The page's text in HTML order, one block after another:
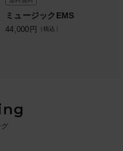
ミュージックEMS
44,000円 （税込）
グ